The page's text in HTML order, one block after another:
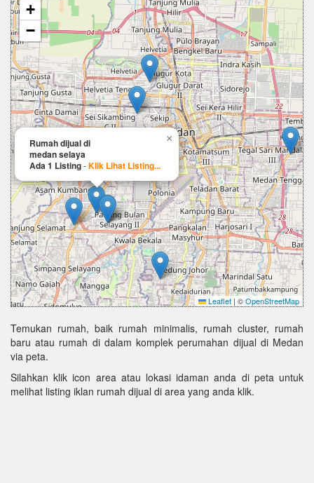
Rumah dijual di
medan selaya
Ada 1 Listing-Klik Lihat Listing...
×
+
−
Leaflet | ©OpenStreetMap
Temukan rumah, baik rumah minimalis, rumah cluster, rumah
baru atau rumah di dalam komplek perumahan dijual di Medan
via peta.
Silahkan klik icon area atau lokasi idaman anda di peta untuk
melihat listing iklan rumah dijual di area yang anda klik.